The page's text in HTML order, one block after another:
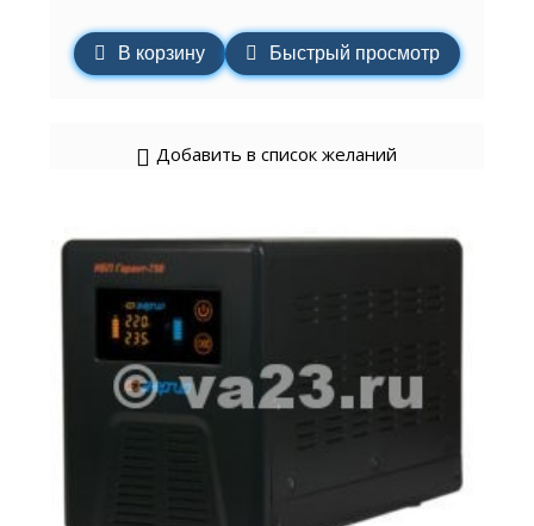
В корзину Быстрый просмотр
Добавить в список желаний